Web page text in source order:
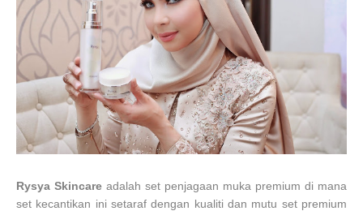
Rysya Skincare adalah set penjagaan muka premium di mana
set kecantikan ini setaraf dengan kualiti dan mutu set premium